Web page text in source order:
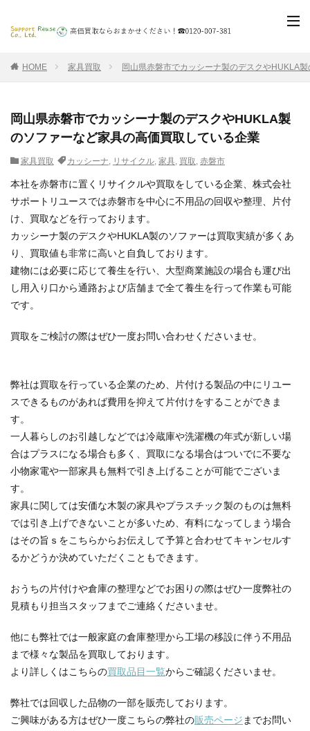
HOME 家具買取 岡山県赤磐市でカッシーナ製のデスクやHUKLA
岡山県赤磐市でカッシーナ製のデスクやHUKLA製
のソファーなど家具の高価買取している企業
家具買取 カッシーナ, リサイクル, 家具, 買取, 赤磐市
本社を赤磐市に置くリサイクルや買取をしている企業、株式会社
サポートリユースでは赤磐市を中心に不用品の回収や整理、片付
け、買取などを行っております。
カッシーナ製のデスクやHUKLA製のソファーは買取実績が多くあ
り、買取値も非常に高いと自負しております。
建物には必要に応じて養生を行い、大型商業施設の場合も運び出
し用入り口から通路および店舗まで全て養生を行って作業も可能
です。
買取をご検討の際はぜひ一度お問い合わせくださいませ。
弊社は買取を行っている企業のため、片付ける製品の中にリユー
スできるものがあれば費用を抑えて片付けをすることができま
す。
一人暮らしのお引越しなどでは冷蔵庫や洗濯機の年式が新しい場
合はプラスになる場合も多く、買取になる場合はついでに不要な
小物家電や一部家具も無料で引き上げることが可能でございま
す。
家具に関しては安価な木製の家具やプラスチック製のものは無料
では引き上げできないことが多いため、有料になってしまう場合
はその旨ｓをこちらからお伝えして予算と合わせてキャンセルす
るかどうか決めていただくこともできます。
おうちの片付けや倉庫の整理などでお困りの際はぜひ一度弊社の
見積もり担当スタッフまでご連絡くださいませ。
他にも弊社では一般家庭の倉庫整理から工場の移設に伴う不用品
まで様々な製品を買取しております。
より詳しくはこちらの買取品目一覧からご確認くださいませ。
弊社では回収した品物の一部を販売しております。
ご興味がある方はぜひ一度こちらの弊社の販売ページ までお問い